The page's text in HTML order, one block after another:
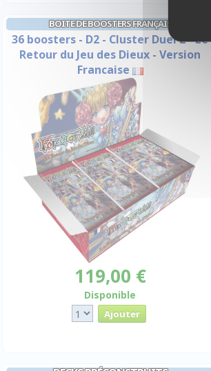
BOITE DE BOOSTERS FRANÇAIS
36 boosters - D2 - Cluster Duel 2 - Le
Retour du Jeu des Dieux - Version
Francaise
119,00 €
Disponible